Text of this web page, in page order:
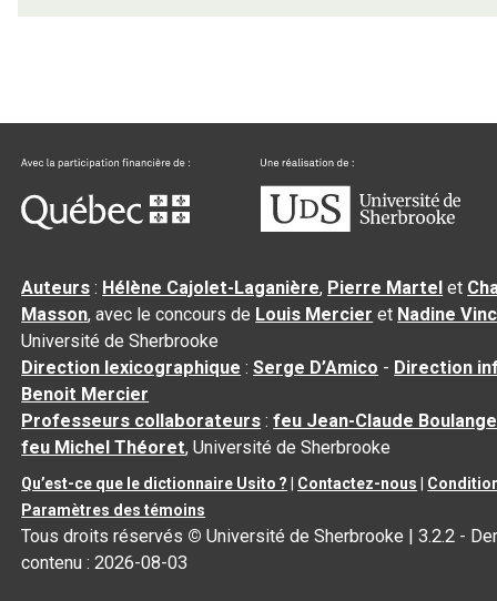
Auteurs : Hélène Cajolet-Laganière, Pierre Martel et
Masson, avec le concours de Louis Mercier et Nadine
Université de Sherbrooke
Direction lexicographique :Serge D’Amico - Direction
Benoit Mercier
Professeurs collaborateurs :feu Jean-Claude
feu Michel Théoret, Université de Sherbrooke
Qu’est-ce que le dictionnaire Usito ? Contactez-nous
Paramètres des témoins
Tous droits réservés © Université de Sherbrooke |3.2.2 -
contenu :2026-08-03